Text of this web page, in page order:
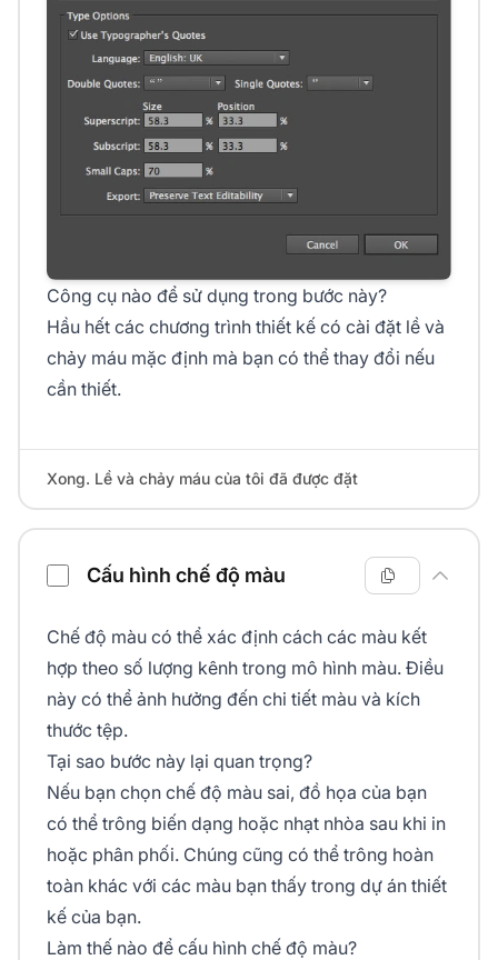
Công cụ nào để sử dụng trong bước này?
Hầu hết các chương trình thiết kế có cài đặt lề và
chảy máu mặc định mà bạn có thể thay đổi nếu
cần thiết.
Xong. Lề và chảy máu của tôi đã được đặt
Cấu hình chế độ màu
Chế độ màu có thể xác định cách các màu kết
hợp theo số lượng kênh trong mô hình màu. Điều
này có thể ảnh hưởng đến chi tiết màu và kích
thước tệp.
Tại sao bước này lại quan trọng?
Nếu bạn chọn chế độ màu sai, đồ họa của bạn
có thể trông biến dạng hoặc nhạt nhòa sau khi in
hoặc phân phối. Chúng cũng có thể trông hoàn
toàn khác với các màu bạn thấy trong dự án thiết
kế của bạn.
Làm thế nào để cấu hình chế độ màu?